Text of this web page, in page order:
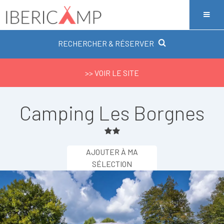
RECHERCHER & RÉSERVER
>> VOIR LE SITE
Camping Les Borgnes
AJOUTER À MA
SÉLECTION